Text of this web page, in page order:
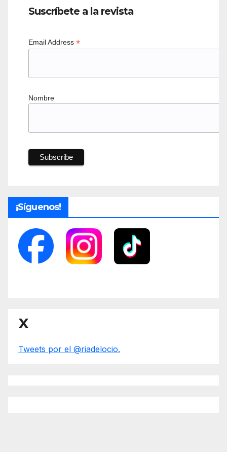
Suscríbete a la revista
Email Address *
Nombre
¡Síguenos!
X
Tweets por el @riadelocio.